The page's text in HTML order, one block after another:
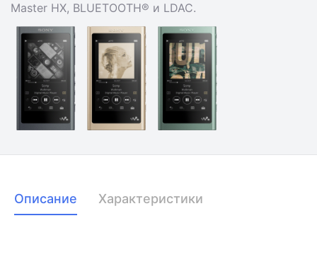
Master HX, BLUETOOTH® и LDAC.
Описание Характеристики